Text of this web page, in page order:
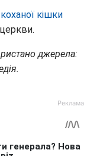
кішки
джерела: